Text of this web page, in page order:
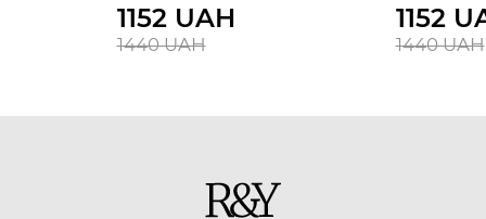
1152 UAH
1440 UAH
1152
1440 UAH